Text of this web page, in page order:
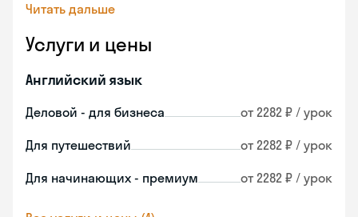
Читать дальше
Услуги и цены
Английский язык
Деловой - для бизнеса от 2282 ₽ / урок
Для путешествий от 2282 ₽ / урок
Для начинающих - премиум от 2282 ₽ / урок